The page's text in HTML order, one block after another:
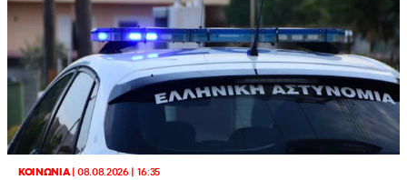
ΚΟΙΝΩΝΙΑ|08.08.2026 | 16:35